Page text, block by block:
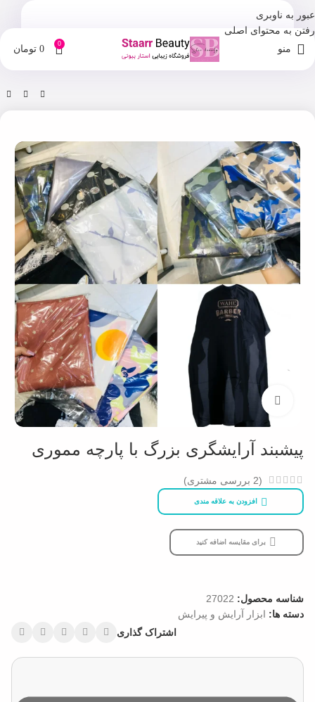
عبور به ناوبری
رفتن به محتوای اصلی
منو 0
0 تومان
خانه فروشگاه ابزار آرایش و پیرایش
بزرگنمایی تصویر
پیشبند آرایشگری بزرگ با پارچه مموری
(
2 بررسی مشتری)
افزودن به علاقه مندی
برای مقایسه اضافه کنید
شناسه محصول: 27022
دسته ها: ابزار آرایش و پیرایش
اشتراک گذاری